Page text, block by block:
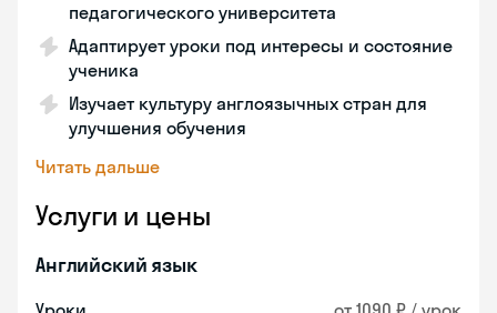
педагогического университета
Адаптирует уроки под интересы и состояние
ученика
Изучает культуру англоязычных стран для
улучшения обучения
Читать дальше
Услуги и цены
Английский язык